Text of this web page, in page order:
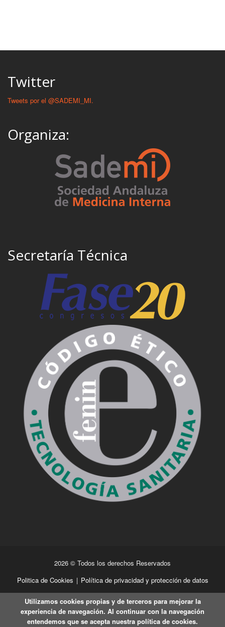
Twitter
Tweets por el @SADEMI_MI.
Organiza:
Secretaría Técnica
2026 © Todos los derechos Reservados
Politica de Cookies | Política de privacidad y protección de datos
Utilizamos cookies propias y de terceros para mejorar la
experiencia de navegación. Al continuar con la navegación
entendemos que se acepta nuestra política de cookies.